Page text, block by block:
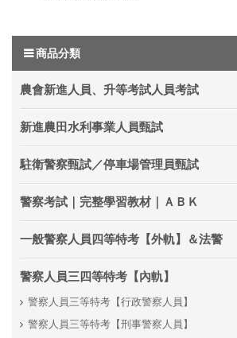
商品分類
農會新進人員、升等考試人員考試
新進農田水利事業人員甄試
駐衛警察甄試／停車場管理員甄試
警察考試｜完整學習教材｜ＡＢＫ
一般警察人員四等特考【外軌】＆法警
警察人員三四等特考【內軌】
警察人員三等特考【行政警察人員】
警察人員三等特考【刑事警察人員】